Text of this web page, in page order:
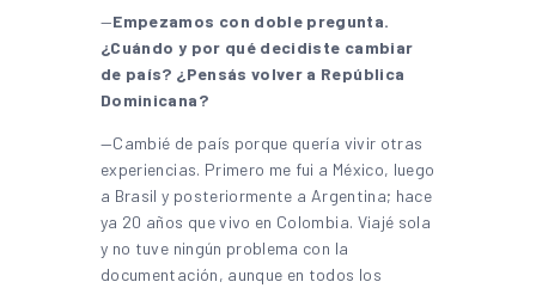
—Empezamos con doble pregunta.
¿Cuándo y por qué decidiste cambiar
de país? ¿Pensás volver a República
Dominicana?
—Cambié de país porque quería vivir otras
experiencias. Primero me fui a México, luego
a Brasil y posteriormente a Argentina; hace
ya 20 años que vivo en Colombia. Viajé sola
y no tuve ningún problema con la
documentación, aunque en todos los